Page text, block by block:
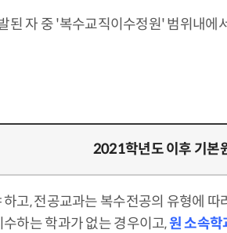
된 자 중 '복수교직이수정원' 범위내
2021학년도 이후 기본
고, 전공교과는 복수전공의 유형에 따
하는 학과가 없는 경우이고,원 소속